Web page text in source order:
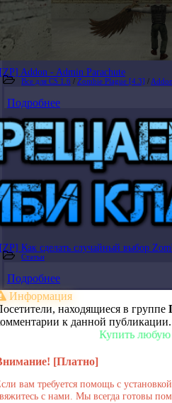
[ZP] Addon - Admin Parachute
Все для CS 1.6 / Zombie Plague [4.3] /
Подробнее
[ZP] Как сделать случайный выбор
Статьи
Подробнее
Информация
находящиеся в группе
к данной публикации.
Купить любую
[Платно]
вам требуется помощь с
с нами. Мы всегда готовы